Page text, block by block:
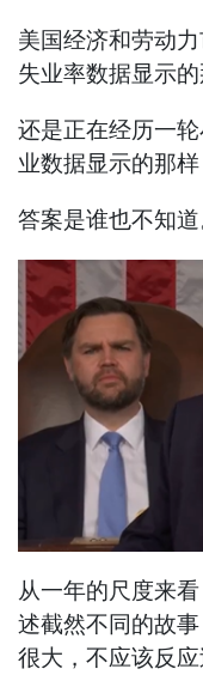
美国经济和劳动
失业率数据显示的
还是正在经历一
业数据显示的那样
答案是谁也不知道
从一年的尺度来
述截然不同的故
很大，不应该反应